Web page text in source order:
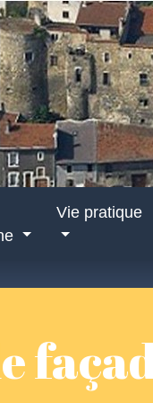
Vie pratique